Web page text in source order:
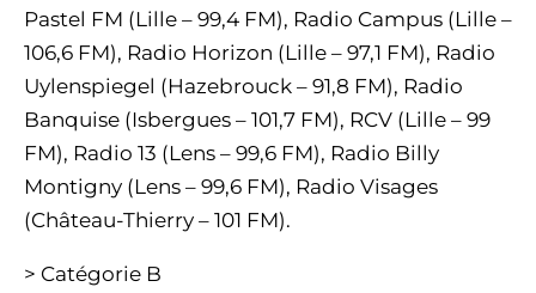
Pastel FM (Lille – 99,4 FM), Radio Campus (Lille –
106,6 FM), Radio Horizon (Lille – 97,1 FM), Radio
Uylenspiegel (Hazebrouck – 91,8 FM), Radio
Banquise (Isbergues – 101,7 FM), RCV (Lille – 99
FM), Radio 13 (Lens – 99,6 FM), Radio Billy
Montigny (Lens – 99,6 FM), Radio Visages
(Château-Thierry – 101 FM).
> Catégorie B